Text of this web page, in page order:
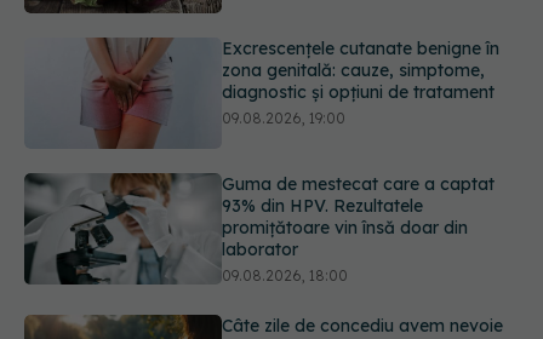
Guma de mestecat care a captat
93% din HPV. Rezultatele
promițătoare vin însă doar din
09.08.2026, 18:00
Câte zile de concediu avem nevoie
într-un an? Răspunsul oferit de un
studiu desfășurat timp de 40 de ani